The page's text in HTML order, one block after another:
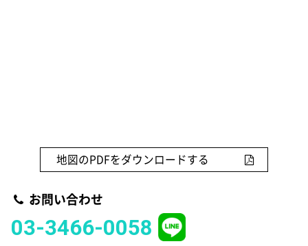
地図のPDFをダウンロードする
お問い合わせ
03-3466-0058